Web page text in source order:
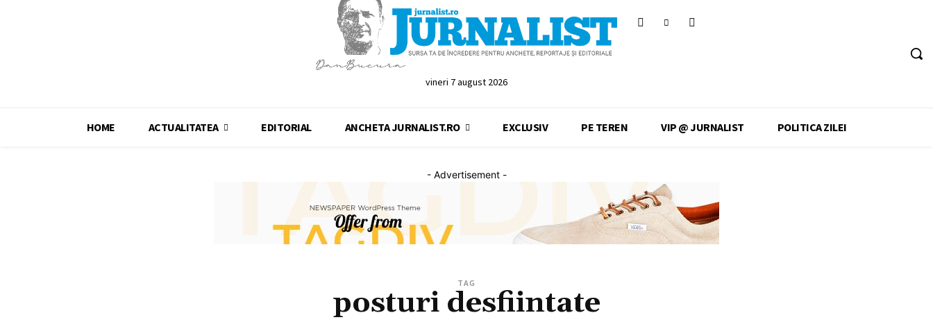
vineri 7 august 2026
HOME ACTUALITATEA EDITORIAL ANCHETA JURNALIST.RO EXCLUSIV PE TEREN VIP @ JURNALIST POLITICA ZILEI
- Advertisement -
TAG
posturi desfiintate